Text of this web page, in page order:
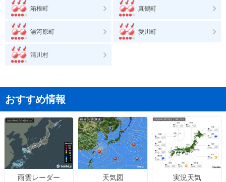
箱根町 真鶴町
湯河原町 愛川町
清川村
おすすめ情報
雨雲レーダー 天気図 実況天気